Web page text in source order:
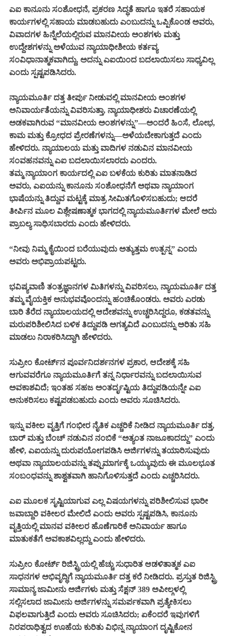
ಎಐ ಕಾನೂನು ಸಂಶೋಧನೆ, ಪ್ರಕರಣ ಸಿದ್ಧತೆ ಹಾಗೂ ಇತರೆ ಸಹಾಯಕ
ಕಾರ್ಯಗಳಲ್ಲಿ ಸಹಾಯ ಮಾಡಬಹುದು ಎಂಬುದನ್ನು ಒಪ್ಪಿಕೊಂಡ ಅವರು,
ವಿವಾದಗಳ ಹಿನ್ನೆಲೆಯಲ್ಲಿರುವ ಮಾನವೀಯ ಅಂಶಗಳು ಮತ್ತು
ಉದ್ದೇಶಗಳನ್ನು ಅಳೆಯುವ ನ್ಯಾಯಾಧೀಶೀಯ ಕರ್ತವ್ಯ
ಸಂವಿಧಾನಾತ್ಮಕವಾಗಿದ್ದು, ಅದನ್ನು ಎಐಯಿಂದ ಬದಲಾಯಿಸಲು ಸಾಧ್ಯವಿಲ್ಲ
ಎಂದು ಸ್ಪಷ್ಟಪಡಿಸಿದರು.
ನ್ಯಾಯಮೂರ್ತಿ ದತ್ತ ತೀರ್ಪು ನೀಡುವಲ್ಲಿ ಮಾನವೀಯ ಅಂಶಗಳ
ಅನಿವಾರ್ಯತೆಯನ್ನು ವಿವರಿಸುತ್ತಾ, ನ್ಯಾಯಾಧೀಶರು ವಿಚಾರಣೆಯಲ್ಲಿ
ಅಡಕವಾಗಿರುವ “ಮಾನವೀಯ ಅಂಶಗಳನ್ನು”—ಅಂದರೆ ಹಿಂಸೆ, ಲೋಭ,
ಕಾಮ ಮತ್ತು ಕ್ರೋಧದ ಪ್ರೇರಣೆಗಳನ್ನು—ಅಳೆಯಬೇಕಾಗುತ್ತದೆ ಎಂದು
ಹೇಳಿದರು. ನ್ಯಾಯಾಲಯ ಮತ್ತು ವಾದಿಗಳ ನಡುವಿನ ಮಾನವೀಯ
ಸಂವಹನವನ್ನು ಎಐ ಬದಲಾಯಿಸಲಾರದು ಎಂದರು.
ತಮ್ಮ ನ್ಯಾಯಾಂಗ ಕಾರ್ಯದಲ್ಲಿ ಎಐ ಬಳಕೆಯ ಕುರಿತು ಮಾತನಾಡಿದ
ಅವರು, ಎಐಯನ್ನು ಕಾನೂನು ಸಂಶೋಧನೆಗೆ ಅಥವಾ ನ್ಯಾಯಾಂಗ
ಭಾಷೆಯನ್ನು ತಿದ್ದುವ ಮಟ್ಟಕ್ಕೆ ಮಾತ್ರ ಸೀಮಿತಗೊಳಿಸಬಹುದು; ಆದರೆ
ತೀರ್ಪಿನ ಮೂಲ ವಿಶ್ಲೇಷಣಾತ್ಮಕ ಭಾಗದಲ್ಲಿ ನ್ಯಾಯಮೂರ್ತಿಗಳ ಮೇಲೆ ಅದು
ಪ್ರಾಬಲ್ಯ ಸಾಧಿಸಬಾರದು ಎಂದು ಹೇಳಿದರು.
“ನೀವು ನಿಮ್ಮ ಕೈಯಿಂದ ಬರೆಯುವುದು ಅತ್ಯುತ್ತಮ ಉತ್ಪನ್ನ” ಎಂದು
ಅವರು ಅಭಿಪ್ರಾಯಪಟ್ಟರು.
ಭವಿಷ್ಯವಾಣಿ ತಂತ್ರಜ್ಞಾನಗಳ ಮಿತಿಗಳನ್ನು ವಿವರಿಸಲು, ನ್ಯಾಯಮೂರ್ತಿ ದತ್ತ
ತಮ್ಮ ವೈಯಕ್ತಿಕ ಅನುಭವವೊಂದನ್ನು ಹಂಚಿಕೊಂಡರು. ಅವರು ಎರಡು
ಬಾರಿ ತೆರೆದ ನ್ಯಾಯಾಲಯದಲ್ಲಿ ಆದೇಶವನ್ನು ಉಚ್ಚರಿಸಿದ್ದರೂ, ಕಡತವನ್ನು
ಮರುಪರಿಶೀಲಿಸಿದ ಬಳಿಕ ತಿದ್ದುಪಡಿ ಅಗತ್ಯವಿದೆ ಎಂಬುದನ್ನು ಅರಿತು ಸಹಿ
ಮಾಡಲು ನಿರಾಕರಿಸಿದ್ದಾಗಿ ಹೇಳಿದರು.
ಸುಪ್ರೀಂ ಕೋರ್ಟ್‌ನ ಪೂರ್ವನಿದರ್ಶನಗಳ ಪ್ರಕಾರ, ಆದೇಶಕ್ಕೆ ಸಹಿ
ಆಗುವವರೆಗೂ ನ್ಯಾಯಮೂರ್ತಿಗೆ ತನ್ನ ನಿರ್ಧಾರವನ್ನು ಬದಲಾಯಿಸುವ
ಅವಕಾಶವಿದೆ; ಇಂತಹ ಸಹಜ ಅಂತರ್ದೃಷ್ಟಿಯ ತಿದ್ದುಪಡಿಯನ್ನೇ ಎಐ
ಅನುಕರಿಸಲು ಕಷ್ಟಪಡಬಹುದು ಎಂದು ಅವರು ಸೂಚಿಸಿದರು.
ಇನ್ನು ವಕೀಲ ವೃತ್ತಿಗೆ ಗಂಭೀರ ನೈತಿಕ ಎಚ್ಚರಿಕೆ ನೀಡಿದ ನ್ಯಾಯಮೂರ್ತಿ ದತ್ತ,
ಬಾರ್ ಮತ್ತು ಬೆಂಚ್ ನಡುವಿನ ನಂಬಿಕೆ “ಅತ್ಯಂತ ನಾಜೂಕಾದದ್ದು” ಎಂದು
ಹೇಳಿ, ಎಐಯನ್ನು ದುರುಪಯೋಗಪಡಿಸಿ ಅರ್ಜಿಗಳನ್ನು ತಯಾರಿಸುವುದು
ಅಥವಾ ನ್ಯಾಯಾಲಯವನ್ನು ತಪ್ಪುಮಾರ್ಗಕ್ಕೆ ಒಯ್ಯುವುದು ಈ ಮೂಲಭೂತ
ಸಂಬಂಧವನ್ನು ಶಾಶ್ವತವಾಗಿ ಹಾನಿಗೊಳಿಸುತ್ತದೆ ಎಂದು ಎಚ್ಚರಿಸಿದರು.
ಎಐ ಮೂಲಕ ಸೃಷ್ಟಿಯಾಗುವ ಎಲ್ಲ ವಿಷಯಗಳನ್ನು ಪರಿಶೀಲಿಸುವ ಭಾರೀ
ಜವಾಬ್ದಾರಿ ವಕೀಲರ ಮೇಲಿದೆ ಎಂದು ಅವರು ಸ್ಪಷ್ಟಪಡಿಸಿ, ಕಾನೂನು
ವೃತ್ತಿಯಲ್ಲಿ ಮಾನವ ವಕೀಲರ ಹೊಣೆಗಾರಿಕೆ ಅನಿವಾರ್ಯ ಹಾಗೂ
ಮಾತುಕತೆಗೆ ಅವಕಾಶವಿಲ್ಲದ್ದು ಎಂದು ಹೇಳಿದರು.
ಸುಪ್ರೀಂ ಕೋರ್ಟ್ ರಿಜಿಸ್ಟ್ರಿಯಲ್ಲಿ ಹೆಚ್ಚು ಸುಧಾರಿತ ಆಡಳಿತಾತ್ಮಕ ಎಐ
ಸಾಧನಗಳ ಅಭಿವೃದ್ಧಿಗೆ ನ್ಯಾಯಮೂರ್ತಿ ದತ್ತ ಕರೆ ನೀಡಿದರು. ಪ್ರಸ್ತುತ ರಿಜಿಸ್ಟ್ರಿ
ಸಾಮಾನ್ಯ ಜಾಮೀನು ಅರ್ಜಿಗಳು ಮತ್ತು ಸೆಕ್ಷನ್ 389 ಅಪೀಲ್ಗಳಲ್ಲಿ
ಸಲ್ಲಿಸಲಾದ ಜಾಮೀನು ಅರ್ಜಿಗಳನ್ನು ಸಮರ್ಪಕವಾಗಿ ಪ್ರತ್ಯೇಕಿಸಲು
ವಿಫಲವಾಗುತ್ತಿದೆ ಎಂದು ಅವರು ಸೂಚಿಸಿದರು; ಏಕೆಂದರೆ ಇವುಗಳಿಗೆ
ನಿರಪರಾಧಿತ್ವದ ಊಹೆಯ ಕುರಿತು ವಿಭಿನ್ನ ನ್ಯಾಯಾಂಗ ದೃಷ್ಟಿಕೋನ